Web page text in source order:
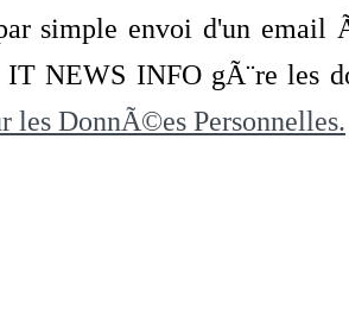
simple envoi d'un
IT NEWS INFO gÃ¨re les
les DonnÃ©es Personnelles.